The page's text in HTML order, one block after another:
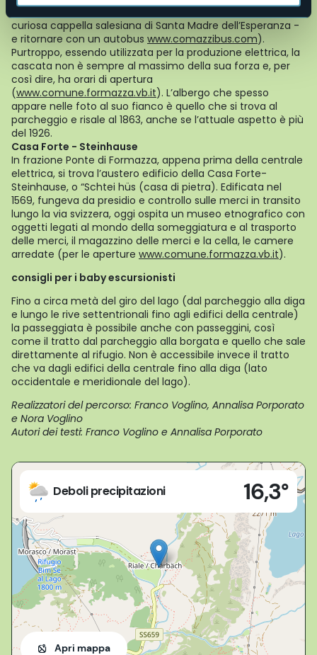
curiosa cappella salesiana di Santa Madre dell’Esperanza -
e ritornare con un autobus www.comazzibus.com).
Purtroppo, essendo utilizzata per la produzione elettrica, la
cascata non è sempre al massimo della sua forza e, per
così dire, ha orari di apertura
(www.comune.formazza.vb.it). L’albergo che spesso
appare nelle foto al suo fianco è quello che si trova al
parcheggio e risale al 1863, anche se l’attuale aspetto è più
del 1926.
Casa Forte - Steinhause
In frazione Ponte di Formazza, appena prima della centrale
elettrica, si trova l’austero edificio della Casa Forte-
Steinhause, o “Schtei hüs (casa di pietra). Edificata nel
1569, fungeva da presidio e controllo sulle merci in transito
lungo la via svizzera, oggi ospita un museo etnografico con
oggetti legati al mondo della someggiatura e al trasporto
delle merci, il magazzino delle merci e la cella, le camere
arredate (per le aperture www.comune.formazza.vb.it).
consigli per i baby escursionisti
Fino a circa metà del giro del lago (dal parcheggio alla diga
e lungo le rive settentrionali fino agli edifici della centrale)
la passeggiata è possibile anche con passeggini, così
come il tratto dal parcheggio alla borgata e quello che sale
direttamente al rifugio. Non è accessibile invece il tratto
che va dagli edifici della centrale fino alla diga (lato
occidentale e meridionale del lago).
Realizzatori del percorso: Franco Voglino, Annalisa Porporato
e Nora Voglino
Autori dei testi: Franco Voglino e Annalisa Porporato
Deboli precipitazioni 16,3°
Formazza (VB)
Apri mappa